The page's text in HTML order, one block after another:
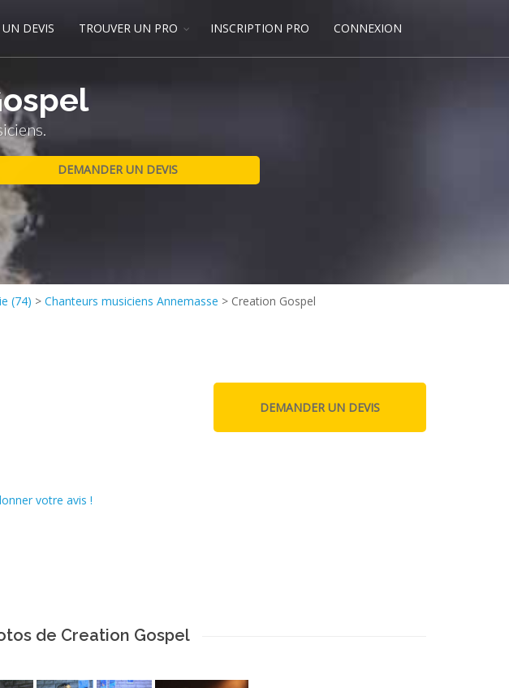
DEVIS TROUVER UN PRO INSCRIPTION PRO CONNEXION
(74) > Chanteurs musiciens Annemasse > Creation Gospel
votre avis !
de Creation Gospel